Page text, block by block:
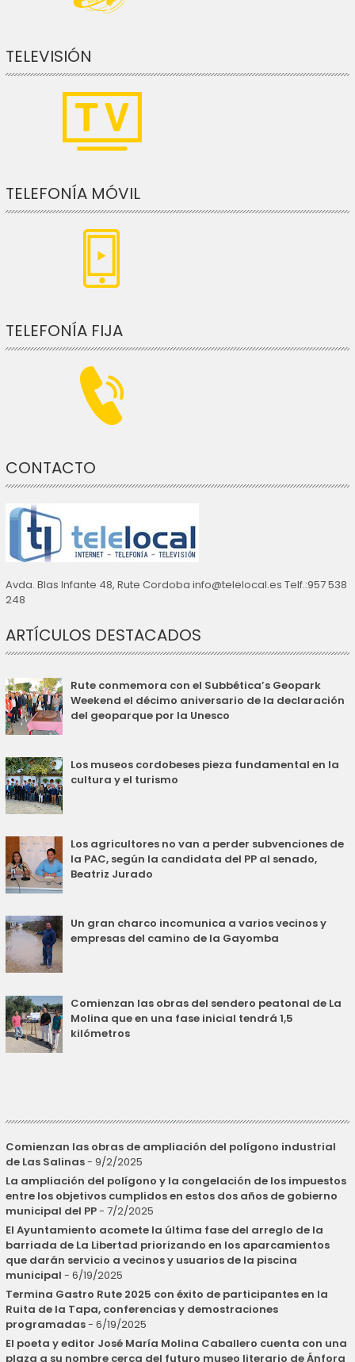
TELEVISIÓN
TELEFONÍA MÓVIL
TELEFONÍA FIJA
CONTACTO
Avda. Blas Infante 48, Rute Cordoba info@telelocal.es Telf.:957 538
248
ARTÍCULOS DESTACADOS
Rute conmemora con el Subbética’s Geopark
Weekend el décimo aniversario de la declaración
del geoparque por la Unesco
Los museos cordobeses pieza fundamental en la
cultura y el turismo
Los agricultores no van a perder subvenciones de
la PAC, según la candidata del PP al senado,
Beatriz Jurado
Un gran charco incomunica a varios vecinos y
empresas del camino de la Gayomba
Comienzan las obras del sendero peatonal de La
Molina que en una fase inicial tendrá 1,5
kilómetros
Comienzan las obras de ampliación del polígono industrial
de Las Salinas- 9/2/2025
La ampliación del polígono y la congelación de los impuestos
entre los objetivos cumplidos en estos dos años de gobierno
municipal del PP- 7/2/2025
El Ayuntamiento acomete la última fase del arreglo de la
barriada de La Libertad priorizando en los aparcamientos
que darán servicio a vecinos y usuarios de la piscina
municipal - 6/19/2025
Termina Gastro Rute 2025 con éxito de participantes en la
Ruita de la Tapa, conferencias y demostraciones
programadas- 6/19/2025
El poeta y editor José María Molina Caballero cuenta con una
plaza a su nombre cerca del futuro museo literario de Ánfora